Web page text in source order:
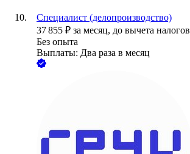
Специалист (делопроизводство)
37 855 ₽ за месяц, до вычета налогов
Без опыта
Выплаты: Два раза в месяц